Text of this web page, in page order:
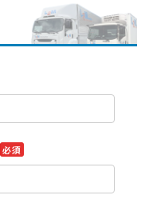
必須